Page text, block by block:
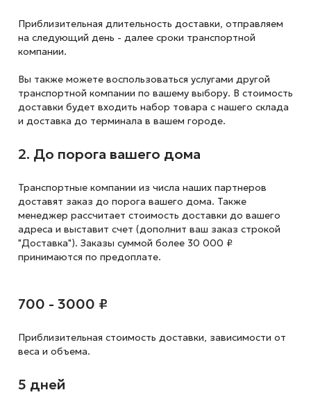
Приблизительная длительность доставки, отправляем
на следующий день - далее сроки транспортной
компании.
Вы также можете воспользоваться услугами другой
транспортной компании по вашему выбору. В стоимость
доставки будет входить набор товара с нашего склада
и доставка до терминала в вашем городе.
2. До порога вашего дома
Транспортные компании из числа наших партнеров
доставят заказ до порога вашего дома. Также
менеджер рассчитает стоимость доставки до вашего
адреса и выставит счет (дополнит ваш заказ строкой
"Доставка"). Заказы суммой более 30 000 ₽
принимаются по предоплате.
700 - 3000 ₽
Приблизительная стоимость доставки, зависимости от
веса и объема.
5 дней